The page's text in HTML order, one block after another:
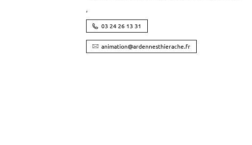
03 24 26 13 31
animation@ardennesthierache.fr